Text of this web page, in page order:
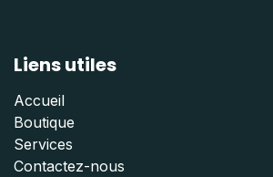
Liens utiles
Accueil
Boutique
Services
Contactez-nous